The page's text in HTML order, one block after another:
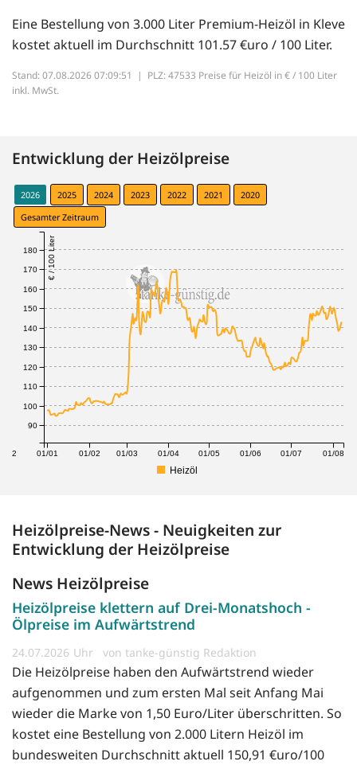
Eine Bestellung von 3.000 Liter Premium-Heizöl in Kleve
kostet aktuell im Durchschnitt 101.57 €uro / 100 Liter.
Stand: 07.08.2026 07:09:51 | PLZ: 47533 Preise für Heizöl in € / 100 Liter
inkl. MwSt.
Entwicklung der Heizölpreise
2026 2025 2024 2023 2022 2021
2020
Gesamter Zeitraum
12 01/01 01/02 01/03 01/04 01/05 01/06 01/07 01/08
€ / 100 Liter
90
100
110
120
130
140
150
160
170
180
Heizöl
Heizölpreise-News - Neuigkeiten zur
Entwicklung der Heizölpreise
News Heizölpreise
Heizölpreise klettern auf Drei-Monatshoch -
Ölpreise im Aufwärtstrend
24.07.2026 von tanke-günstig Redaktion
Die Heizölpreise haben den Aufwärtstrend wieder
aufgenommen und zum ersten Mal seit Anfang Mai
wieder die Marke von 1,50 Euro/Liter überschritten. So
kostet eine Bestellung von 2.000 Litern Heizöl im
bundesweiten Durchschnitt aktuell 150,91 €uro/100